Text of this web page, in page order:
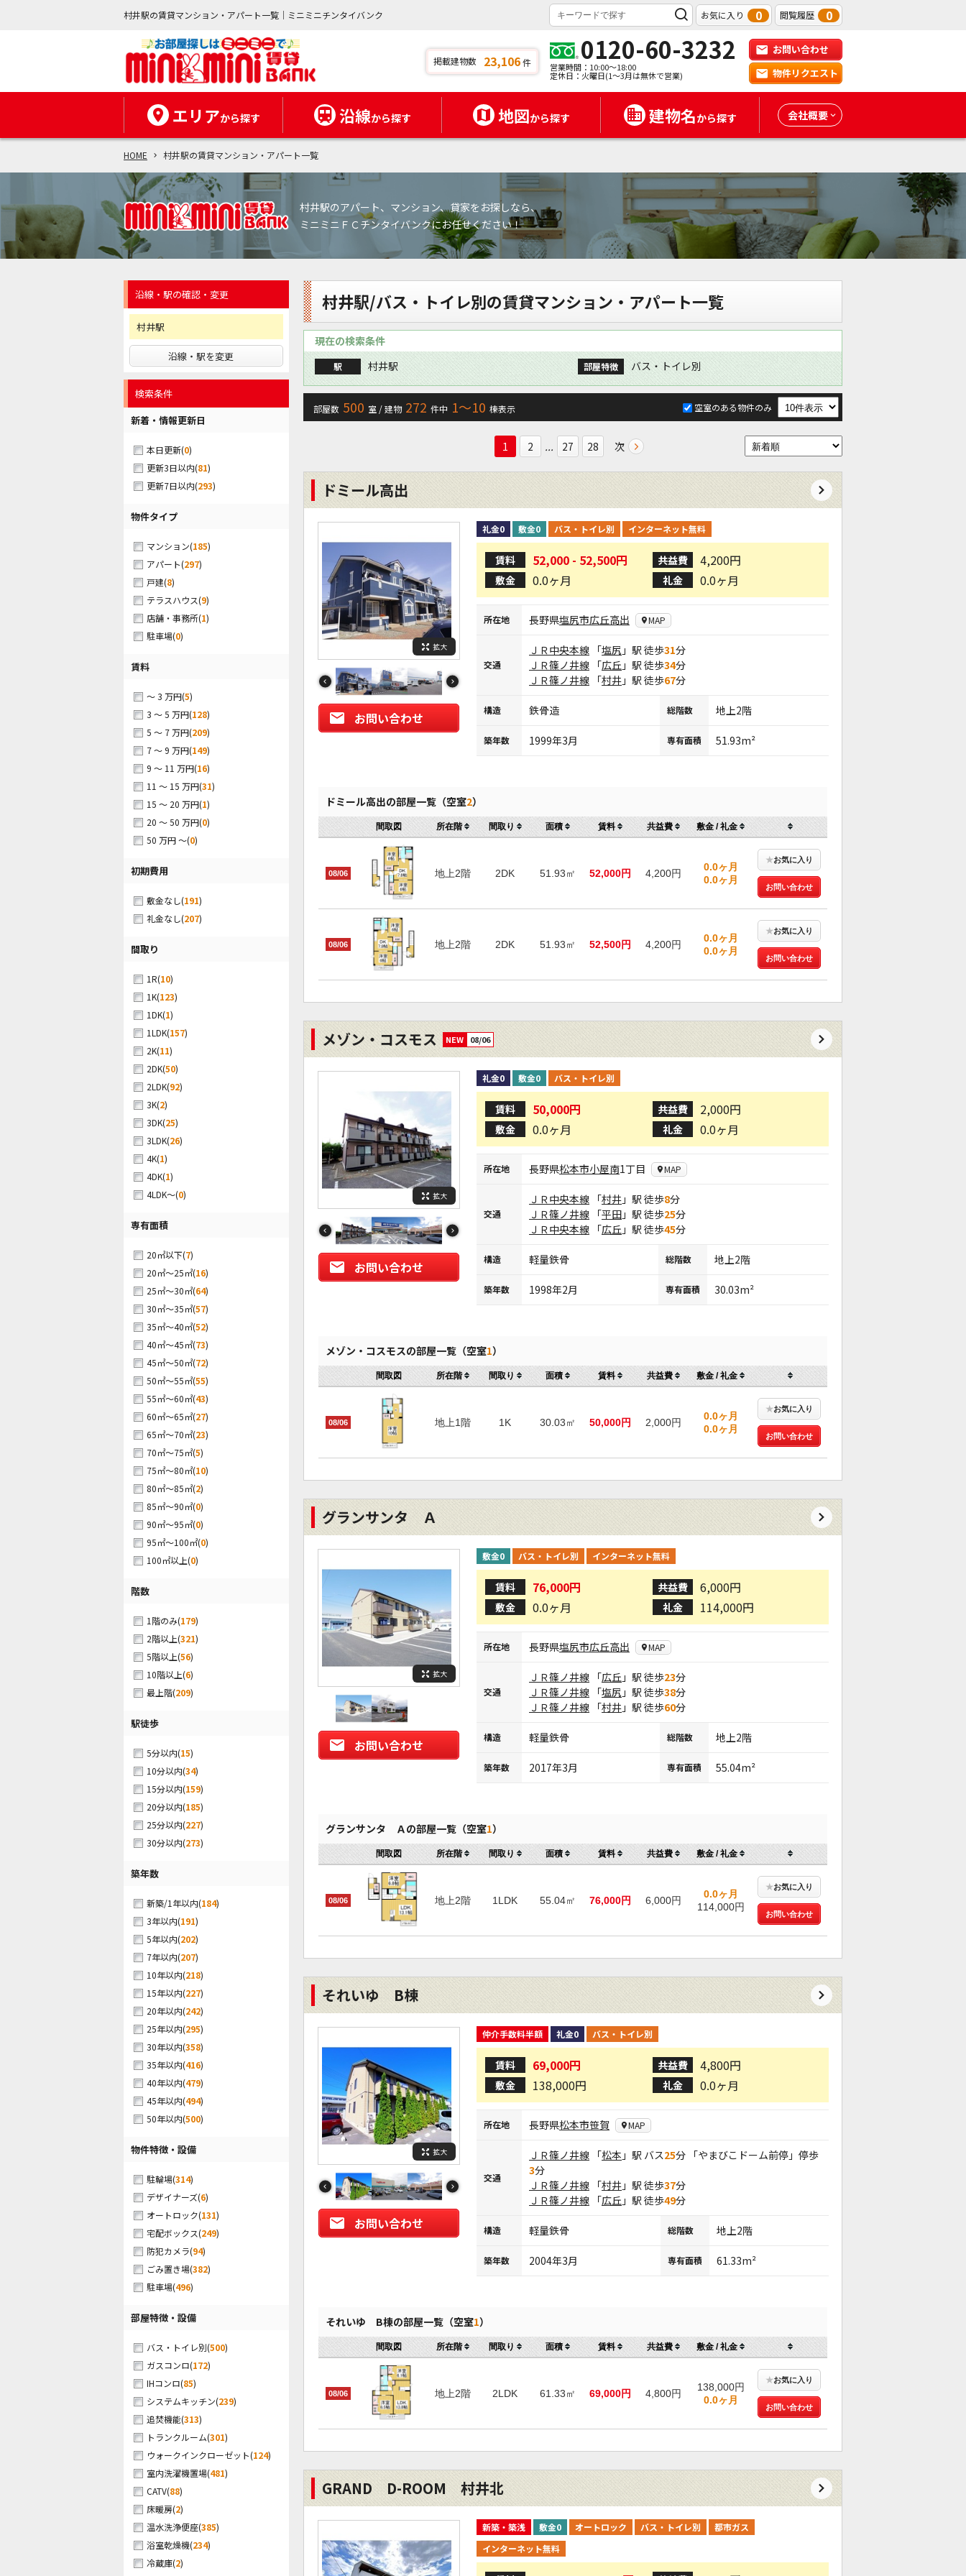
村井駅の賃貸マンション・アパート一覧｜ミニミニチンタイバンク お気に入り 0 閲覧履歴 0
掲載建物数 23,106件 0120-60-3232
営業時間：10:00～18:00
定休日：火曜日(1～3月は無休で営業)
お問い合わせ
物件リクエスト
エリアから探す 沿線から探す 地図から探す 建物名から探す 会社概要
HOME 村井駅の賃貸マンション・アパート一覧
村井駅のアパート、マンション、貸家をお探しなら、
ミニミニＦＣチンタイバンクにお任せください！
沿線・駅の確認・変更
村井駅
沿線・駅を変更
検索条件
新着・情報更新日
本日更新(0)
更新3日以内(81)
更新7日以内(293)
物件タイプ
マンション(185)
アパート(297)
戸建(8)
テラスハウス(9)
店舗・事務所(1)
駐車場(0)
賃料
～ 3 万円(5)
3 ～ 5 万円(128)
5 ～ 7 万円(209)
7 ～ 9 万円(149)
9 ～ 11 万円(16)
11 ～ 15 万円(31)
15 ～ 20 万円(1)
20 ～ 50 万円(0)
50 万円 ～(0)
初期費用
敷金なし(191)
礼金なし(207)
間取り
1R(10)
1K(123)
1DK(1)
1LDK(157)
2K(11)
2DK(50)
2LDK(92)
3K(2)
3DK(25)
3LDK(26)
4K(1)
4DK(1)
4LDK～(0)
専有面積
20㎡以下(7)
20㎡～25㎡(16)
25㎡～30㎡(64)
30㎡～35㎡(57)
35㎡～40㎡(52)
40㎡～45㎡(73)
45㎡～50㎡(72)
50㎡～55㎡(55)
55㎡～60㎡(43)
60㎡～65㎡(27)
65㎡～70㎡(23)
70㎡～75㎡(5)
75㎡～80㎡(10)
80㎡～85㎡(2)
85㎡～90㎡(0)
90㎡～95㎡(0)
95㎡～100㎡(0)
100㎡以上(0)
階数
1階のみ(179)
2階以上(321)
5階以上(56)
10階以上(6)
最上階(209)
駅徒歩
5分以内(15)
10分以内(34)
15分以内(159)
20分以内(185)
25分以内(227)
30分以内(273)
築年数
新築/1年以内(184)
3年以内(191)
5年以内(202)
7年以内(207)
10年以内(218)
15年以内(227)
20年以内(242)
25年以内(295)
30年以内(358)
35年以内(416)
40年以内(479)
45年以内(494)
50年以内(500)
物件特徴・設備
駐輪場(314)
デザイナーズ(6)
オートロック(131)
宅配ボックス(249)
防犯カメラ(94)
ごみ置き場(382)
駐車場(496)
部屋特徴・設備
バス・トイレ別(500)
ガスコンロ(172)
IHコンロ(85)
システムキッチン(239)
追焚機能(313)
トランクルーム(301)
ウォークインクローゼット(124)
室内洗濯機置場(481)
CATV(88)
床暖房(2)
温水洗浄便座(385)
浴室乾燥機(234)
冷蔵庫(2)
村井駅/バス・トイレ別の賃貸マンション・アパート一覧
現在の検索条件
駅 村井駅 部屋特徴 バス・トイレ別
部屋数 500 室 / 建物 272 件中 1〜10 棟表示 空室のある物件のみ
1 2 ... 27 28 次
ドミール高出
拡大
お問い合わせ
礼金0 敷金0 バス・トイレ別 インターネット無料
賃料 52,000 - 52,500円 共益費 4,200円
敷金 0.0ヶ月 礼金 0.0ヶ月
所在地 長野県塩尻市広丘高出 MAP
交通
ＪＲ中央本線 「塩尻 」駅 徒歩31分
ＪＲ篠ノ井線 「広丘 」駅 徒歩34分
ＪＲ篠ノ井線 「村井 」駅 徒歩67分
構造 鉄骨造 総階数 地上2階
築年数 1999年3月 専有面積 51.93m²
ドミール高出の部屋一覧（空室2）
間取図 所在階 間取り 面積 賃料 共益費 敷金 / 礼金
08/06 地上2階 2DK 51.93㎡ 52,000円 4,200円
0.0ヶ月
0.0ヶ月
★お気に入り
お問い合わせ
08/06 地上2階 2DK 51.93㎡ 52,500円 4,200円
0.0ヶ月
0.0ヶ月
★お気に入り
お問い合わせ
メゾン・コスモス NEW 08/06
拡大
お問い合わせ
礼金0 敷金0 バス・トイレ別
賃料 50,000円 共益費 2,000円
敷金 0.0ヶ月 礼金 0.0ヶ月
所在地 長野県松本市小屋南1丁目 MAP
交通
ＪＲ中央本線 「村井 」駅 徒歩8分
ＪＲ篠ノ井線 「平田 」駅 徒歩25分
ＪＲ中央本線 「広丘 」駅 徒歩45分
構造 軽量鉄骨 総階数 地上2階
築年数 1998年2月 専有面積 30.03m²
メゾン・コスモスの部屋一覧（空室1）
間取図 所在階 間取り 面積 賃料 共益費 敷金 / 礼金
08/06 地上1階 1K 30.03㎡ 50,000円 2,000円
0.0ヶ月
0.0ヶ月
★お気に入り
お問い合わせ
グランサンタ Ａ
拡大
お問い合わせ
敷金0 バス・トイレ別 インターネット無料
賃料 76,000円 共益費 6,000円
敷金 0.0ヶ月 礼金 114,000円
所在地 長野県塩尻市広丘高出 MAP
交通
ＪＲ篠ノ井線 「広丘 」駅 徒歩23分
ＪＲ篠ノ井線 「塩尻 」駅 徒歩38分
ＪＲ篠ノ井線 「村井 」駅 徒歩60分
構造 軽量鉄骨 総階数 地上2階
築年数 2017年3月 専有面積 55.04m²
グランサンタ Ａの部屋一覧（空室1）
間取図 所在階 間取り 面積 賃料 共益費 敷金 / 礼金
08/06 地上2階 1LDK 55.04㎡ 76,000円 6,000円
0.0ヶ月
114,000円
★お気に入り
お問い合わせ
それいゆ B棟
拡大
お問い合わせ
仲介手数料半額 礼金0 バス・トイレ別
賃料 69,000円 共益費 4,800円
敷金 138,000円 礼金 0.0ヶ月
所在地 長野県松本市笹賀 MAP
交通
ＪＲ篠ノ井線 「松本 」駅 バス25分 「やまびこドーム前停」停歩
3分
ＪＲ篠ノ井線 「村井 」駅 徒歩37分
ＪＲ篠ノ井線 「広丘 」駅 徒歩49分
構造 軽量鉄骨 総階数 地上2階
築年数 2004年3月 専有面積 61.33m²
それいゆ B棟の部屋一覧（空室1）
間取図 所在階 間取り 面積 賃料 共益費 敷金 / 礼金
08/06 地上2階 2LDK 61.33㎡ 69,000円 4,800円
138,000円
0.0ヶ月
★お気に入り
お問い合わせ
GRAND D-ROOM 村井北
新築・築浅 敷金0 オートロック バス・トイレ別
都市ガス
インターネット無料